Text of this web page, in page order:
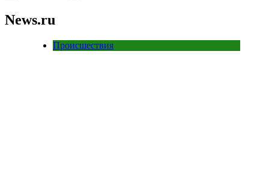
News.ru
Происшествия